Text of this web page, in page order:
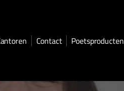
Contact Poetsproducten